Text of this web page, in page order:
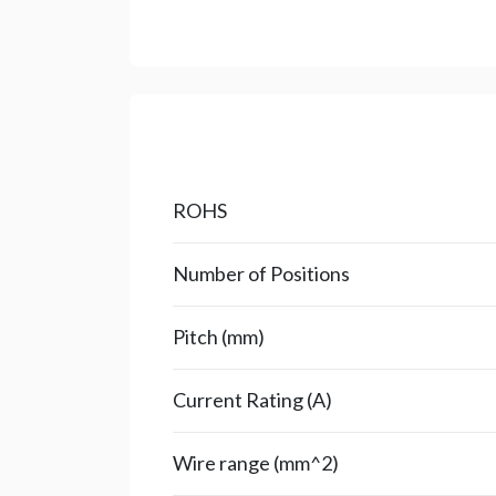
ROHS
Number of Positions
Pitch (mm)
Current Rating (A)
Wire range (mm^2)